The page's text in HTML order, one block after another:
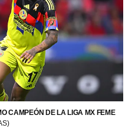
CAMPEÓN DE LA LIGA MX FEME